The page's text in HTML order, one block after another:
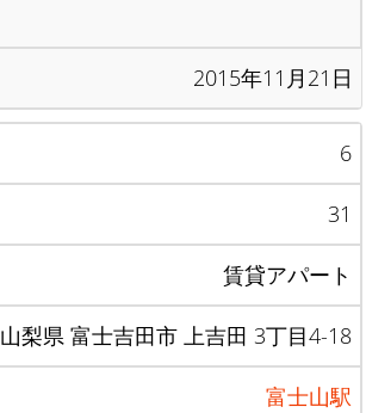
2015年11月21日
6
31
賃貸アパート
山梨県 富士吉田市 上吉田 3丁目4-18
富士山駅